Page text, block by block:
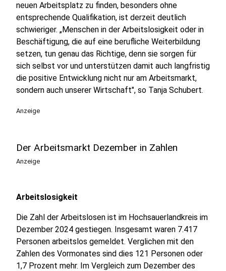
neuen Arbeitsplatz zu finden, besonders ohne
entsprechende Qualifikation, ist derzeit deutlich
schwieriger. „Menschen in der Arbeitslosigkeit oder in
Beschäftigung, die auf eine berufliche Weiterbildung
setzen, tun genau das Richtige, denn sie sorgen für
sich selbst vor und unterstützen damit auch langfristig
die positive Entwicklung nicht nur am Arbeitsmarkt,
sondern auch unserer Wirtschaft", so Tanja Schubert.
Anzeige
Der Arbeitsmarkt Dezember in Zahlen
Anzeige
Arbeitslosigkeit
Die Zahl der Arbeitslosen ist im Hochsauerlandkreis im
Dezember 2024 gestiegen. Insgesamt waren 7.417
Personen arbeitslos gemeldet. Verglichen mit den
Zahlen des Vormonates sind dies 121 Personen oder
1,7 Prozent mehr. Im Vergleich zum Dezember des